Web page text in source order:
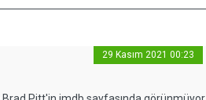
29 Kasım 2021 00:23